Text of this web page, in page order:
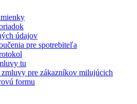
údajov
pre spotrebiteľa
tu
pre zákazníkov milujúcich